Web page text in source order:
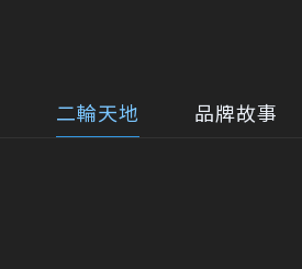
二輪天地 品牌故事